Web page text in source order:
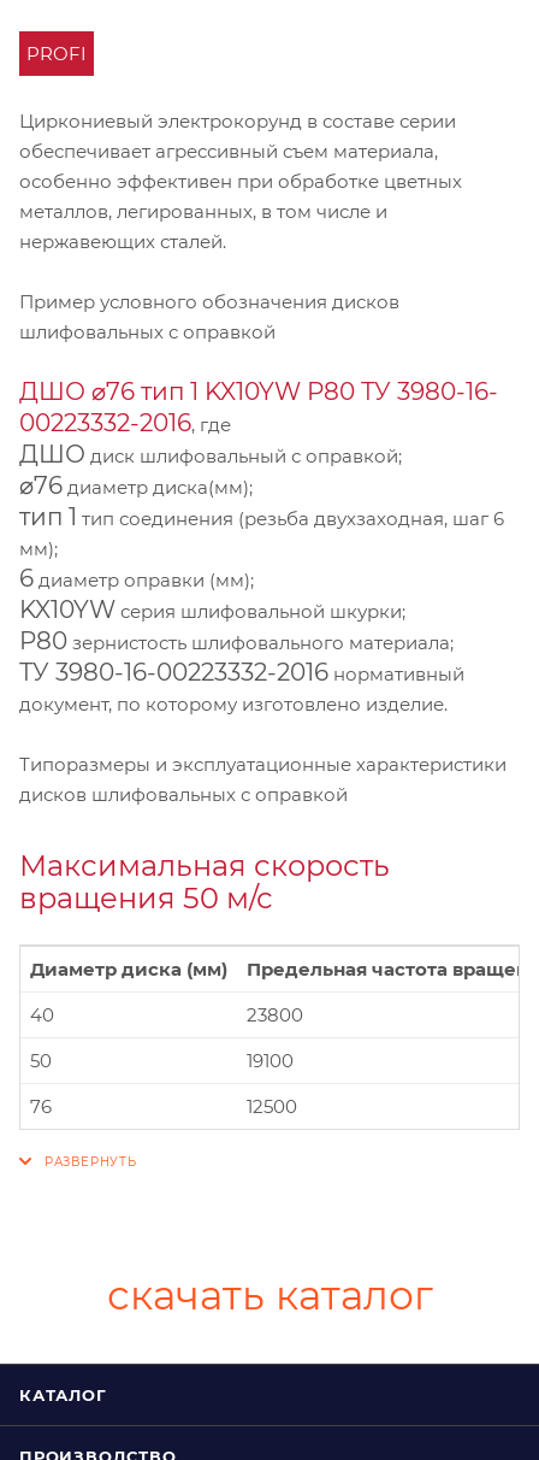
PROFI
Циркониевый электрокорунд в составе серии
обеспечивает агрессивный съем материала,
особенно эффективен при обработке цветных
металлов, легированных, в том числе и
нержавеющих сталей.
Пример условного обозначения дисков
шлифовальных с оправкой
ДШО ⌀76 тип 1 KX10YW Р80 ТУ 3980-16-
00223332-2016, где
ДШО диск шлифовальный с оправкой;
⌀76 диаметр диска(мм);
тип 1 тип соединения (резьба двухзаходная, шаг 6
мм);
6 диаметр оправки (мм);
KX10YW серия шлифовальной шкурки;
P80 зернистость шлифовального материала;
ТУ 3980-16-00223332-2016 нормативный
документ, по которому изготовлено изделие.
Типоразмеры и эксплуатационные характеристики
дисков шлифовальных с оправкой
Максимальная скорость
вращения 50 м/с
Диаметр диска (мм)
Предельная частота
40
23800
50
19100
76
12500
скачать каталог
КАТАЛОГ